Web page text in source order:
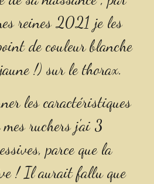
reines 2021 je les
de couleur blanche
!) sur le thorax.
ruchers j'ai 3
parce que la
! Il aurait fallu que